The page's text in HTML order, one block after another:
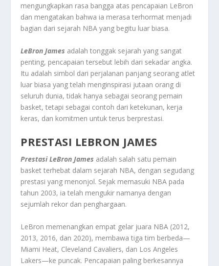
mengungkapkan rasa bangga atas pencapaian LeBron
dan mengatakan bahwa ia merasa terhormat menjadi
bagian dari sejarah NBA yang begitu luar biasa.
LeBron James adalah tonggak sejarah yang sangat
penting, pencapaian tersebut lebih dari sekadar angka.
Itu adalah simbol dari perjalanan panjang seorang atlet
luar biasa yang telah menginspirasi jutaan orang di
seluruh dunia, tidak hanya sebagai seorang pemain
basket, tetapi sebagai contoh dari ketekunan, kerja
keras, dan komitmen untuk terus berprestasi.
PRESTASI LEBRON JAMES
Prestasi LeBron James adalah salah satu pemain
basket terhebat dalam sejarah NBA, dengan segudang
prestasi yang menonjol. Sejak memasuki NBA pada
tahun 2003, ia telah mengukir namanya dengan
sejumlah rekor dan penghargaan.
LeBron memenangkan empat gelar juara NBA (2012,
2013, 2016, dan 2020), membawa tiga tim berbeda—
Miami Heat, Cleveland Cavaliers, dan Los Angeles
Lakers—ke puncak. Pencapaian paling berkesannya